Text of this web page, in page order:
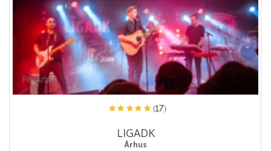
ProArtist
(17)
LIGADK
Århus